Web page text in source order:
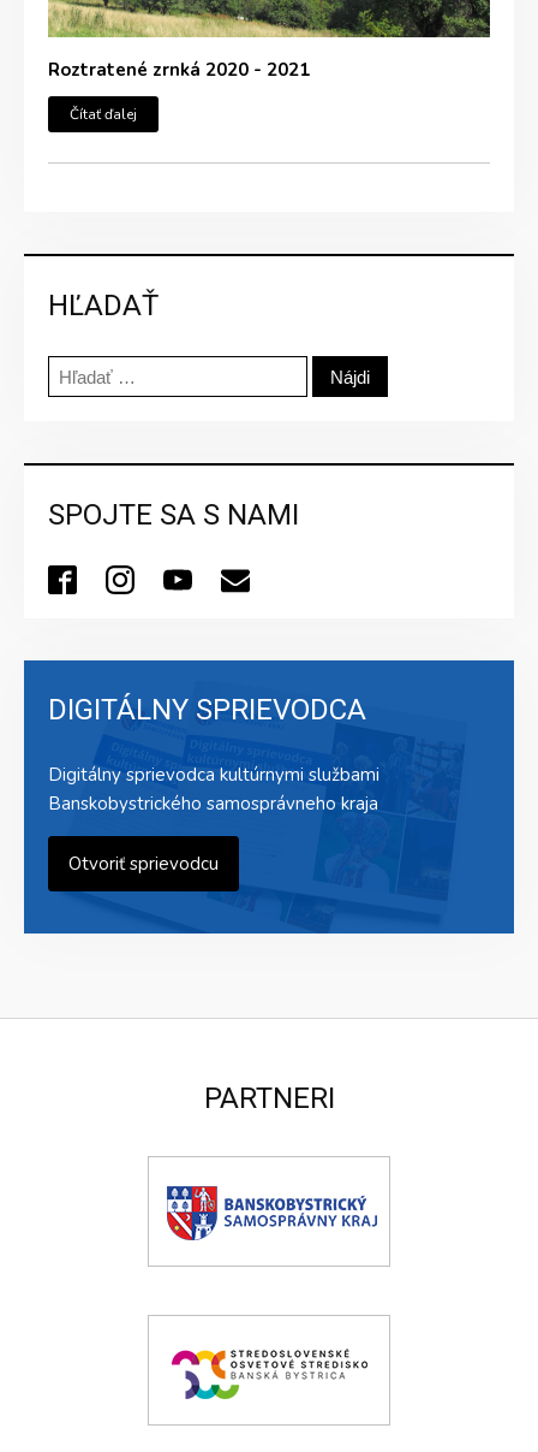
Roztratené zrnká 2020 - 2021
Čítať ďalej
HĽADAŤ
Hľadať:
SPOJTE SA S NAMI
DIGITÁLNY SPRIEVODCA
Digitálny sprievodca kultúrnymi službami
Banskobystrického samosprávneho kraja
Otvoriť sprievodcu
PARTNERI